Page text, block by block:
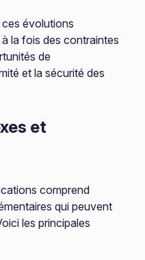
évolutions
la fois des contraintes
de
et la sécurité des
et
comprend
qui peuvent
les principales